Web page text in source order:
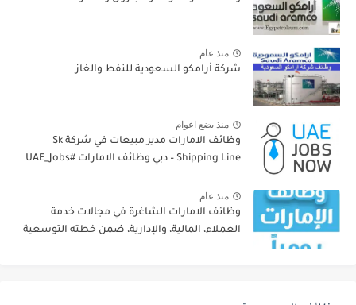
منذ عام
شركة أرامكو السعودية للنفط والغاز
منذ بضع اعوام
وظائف الامارات مدير مبيعات في شركة Sk
Shipping Line – دبي وظائف الامارات #UAE_Jobs
منذ عام
وظائف الامارات الشاغرة في مجالات خدمة
العملاء، المالية، والإدارية، ضمن خطته التوسعية